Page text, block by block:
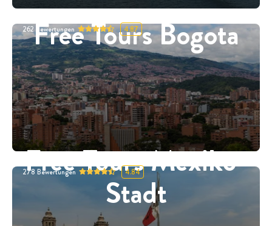
Free Tours Bogota
262 Bewertungen 4.87
Free Tours Mexiko-
Stadt
278 Bewertungen 4.84